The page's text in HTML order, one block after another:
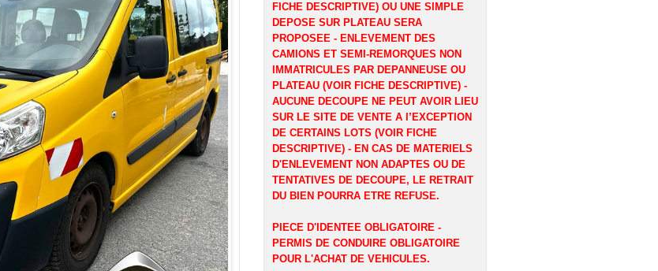
FICHE DESCRIPTIVE) OU UNE SIMPLE
DEPOSE SUR PLATEAU SERA
PROPOSEE - ENLEVEMENT DES
CAMIONS ET SEMI-REMORQUES NON
IMMATRICULES PAR DEPANNEUSE OU
PLATEAU (VOIR FICHE DESCRIPTIVE) -
AUCUNE DECOUPE NE PEUT AVOIR LIEU
SUR LE SITE DE VENTE A l’EXCEPTION
DE CERTAINS LOTS (VOIR FICHE
DESCRIPTIVE) - EN CAS DE MATERIELS
D'ENLEVEMENT NON ADAPTES OU DE
TENTATIVES DE DECOUPE, LE RETRAIT
DU BIEN POURRA ETRE REFUSE.
PIECE D'IDENTEE OBLIGATOIRE -
PERMIS DE CONDUIRE OBLIGATOIRE
POUR L'ACHAT DE VEHICULES.